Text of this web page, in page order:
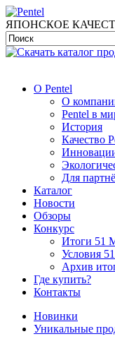
ЯПОНСКОЕ
О Pentel
О
Pentel в
История
Качество
Для
Каталог
Новости
Обзоры
Конкурс
Итоги 51
Условия
Архив
Где купить?
Контакты
Новинки
Уникальные